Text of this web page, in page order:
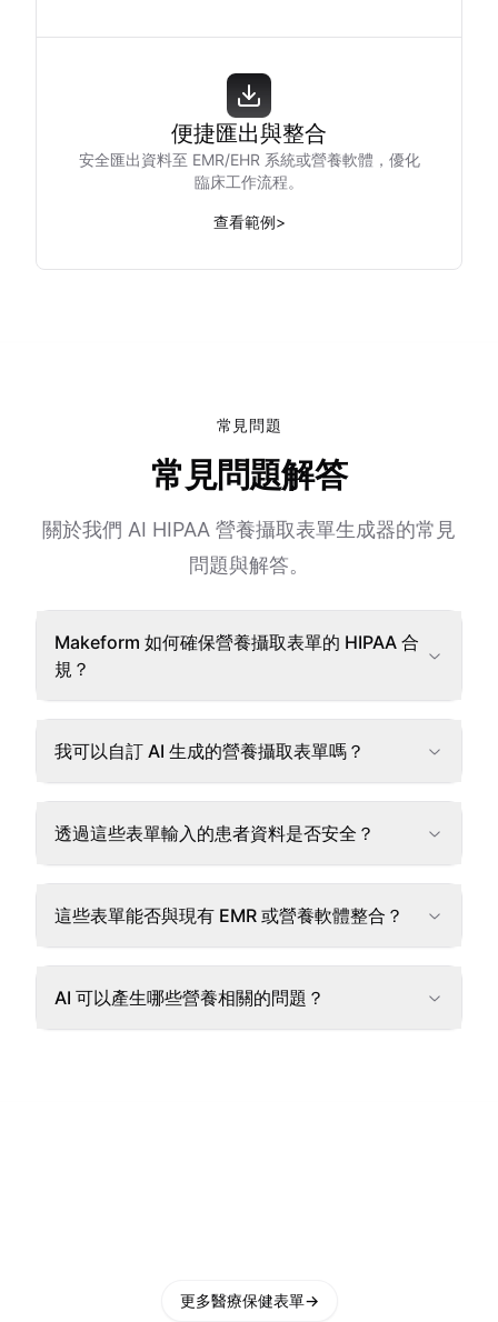
便捷匯出與整合
安全匯出資料至 EMR/EHR 系統或營養軟體，優化
臨床工作流程。
查看範例>
常見問題
常見問題解答
關於我們 AI HIPAA 營養攝取表單生成器的常見
問題與解答。
Makeform 如何確保營養攝取表單的 HIPAA 合
規？
我可以自訂 AI 生成的營養攝取表單嗎？
透過這些表單輸入的患者資料是否安全？
這些表單能否與現有 EMR 或營養軟體整合？
AI 可以產生哪些營養相關的問題？
更多醫療保健表單→